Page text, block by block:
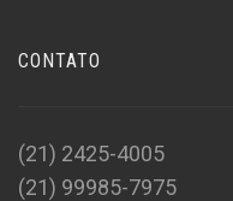
CONTATO
(21) 2425-4005
(21) 99985-7975